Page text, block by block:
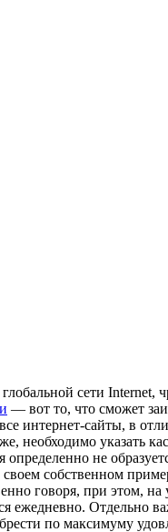
сети
— вот то, что сможет
интернет-сайты, в
указать
не
собственном
говоря, при этом, на
ежедневно. Отдельно
по максимуму